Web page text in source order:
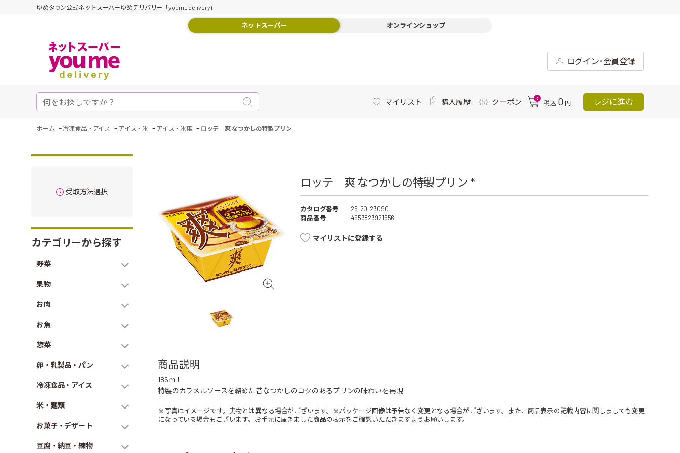
ゆめタウン公式ネットスーパーゆめデリバリー「youme delivery」
ネットスーパー オンラインショップ
ログイン･会員登録
マイリスト 購入履歴 クーポン 0
税込 0 円 レジに進む
ホーム - 冷凍食品・アイス - アイス・氷 - アイス・氷菓 - ロッテ 爽 なつかしの特製プリン
受取方法選択
カテゴリーから探す
野菜
果物
お肉
お魚
惣菜
卵・乳製品・パン
冷凍食品・アイス
米・麺類
お菓子・デザート
豆腐・納豆・練物
ロッテ 爽 なつかしの特製プリン *
カタログ番号
25-20-23090
商品番号
4953823921556
マイリストに登録する
商品説明
185ｍｌ
特製のカラメルソースを絡めた昔なつかしのコクのあるプリンの味わいを再現
※写真はイメージです。実物とは異なる場合がございます。※パッケージ画像は予告なく変更となる場合がございます。また、商品表示の記載内容に関しましても変更
になっている場合もございます。お手元に届きました商品の表示をご確認いただきますようお願いします。